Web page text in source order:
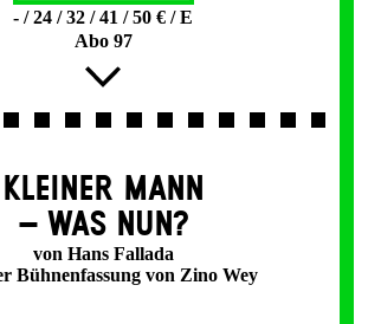
- / 24 / 32 / 41 / 50 € / E
Abo 97
KLEINER MANN
– WAS NUN?
von Hans Fallada
Bühnenfassung von Zino Wey